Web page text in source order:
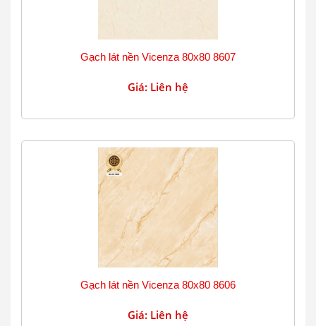
Gạch lát nền Vicenza 80x80 8607
Giá: Liên hệ
Gạch lát nền Vicenza 80x80 8606
Giá: Liên hệ